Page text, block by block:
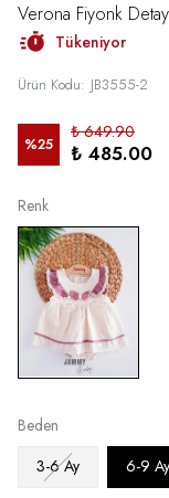
Verona Fiyonk
Tükeniyor
Ürün Kodu: JB3555-2
%25
₺ 649.90
₺ 485.00
Renk
Beden
3-6 Ay
6-9 Ay